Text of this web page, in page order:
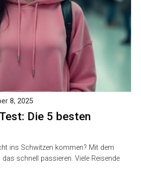
Die 5 besten
8, 2025
ins Schwitzen kommen? Mit dem
schnell passieren. Viele Reisende